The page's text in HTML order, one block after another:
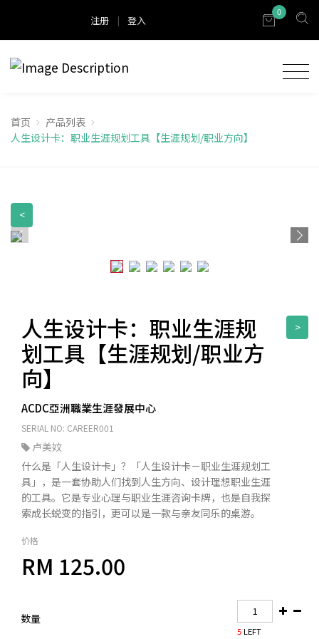
注册 | 登入
0
首页
产品列表
人生设计卡：职业生涯规划工具【生涯规划/职业方向】
<
>
人生设计卡：职业生涯规
划工具【生涯规划/职业方
向】
ACDC亞洲職業生涯發展中心
SERIAL NO: CAREER001
卢美妏
什么是「人生设计卡」？「人生设计卡－职业生涯规划工
具」，是一套协助人们找到人生方向、设计理想职业生涯
的工具。它是专业心理与职业生涯咨询卡牌，也是自我探
索成长蜕变的指引，更可以是一款与亲友同乐的桌游。
价格
RM 125.00
数量
5LEFT